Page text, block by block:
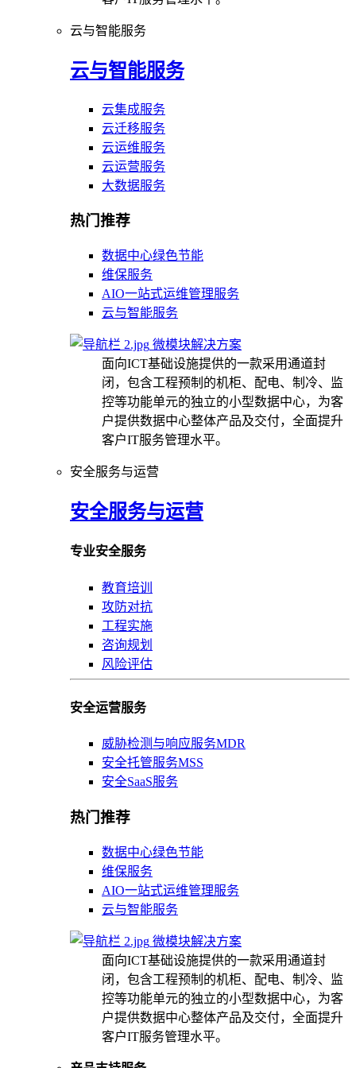
云与智能服务
云与智能服务
云集成服务
云迁移服务
云运维服务
云运营服务
大数据服务
热门推荐
数据中心绿色节能
维保服务
AIO一站式运维管理服务
云与智能服务
微模块解决方案
面向ICT基础设施提供的一款采用通道封
闭，包含工程预制的机柜、配电、制冷、监
控等功能单元的独立的小型数据中心，为客
户提供数据中心整体产品及交付，全面提升
客户IT服务管理水平。
安全服务与运营
安全服务与运营
专业安全服务
教育培训
攻防对抗
工程实施
咨询规划
风险评估
安全运营服务
威胁检测与响应服务MDR
安全托管服务MSS
安全SaaS服务
热门推荐
数据中心绿色节能
维保服务
AIO一站式运维管理服务
云与智能服务
微模块解决方案
面向ICT基础设施提供的一款采用通道封
闭，包含工程预制的机柜、配电、制冷、监
控等功能单元的独立的小型数据中心，为客
户提供数据中心整体产品及交付，全面提升
客户IT服务管理水平。